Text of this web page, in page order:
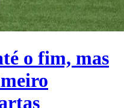
o fim, mas